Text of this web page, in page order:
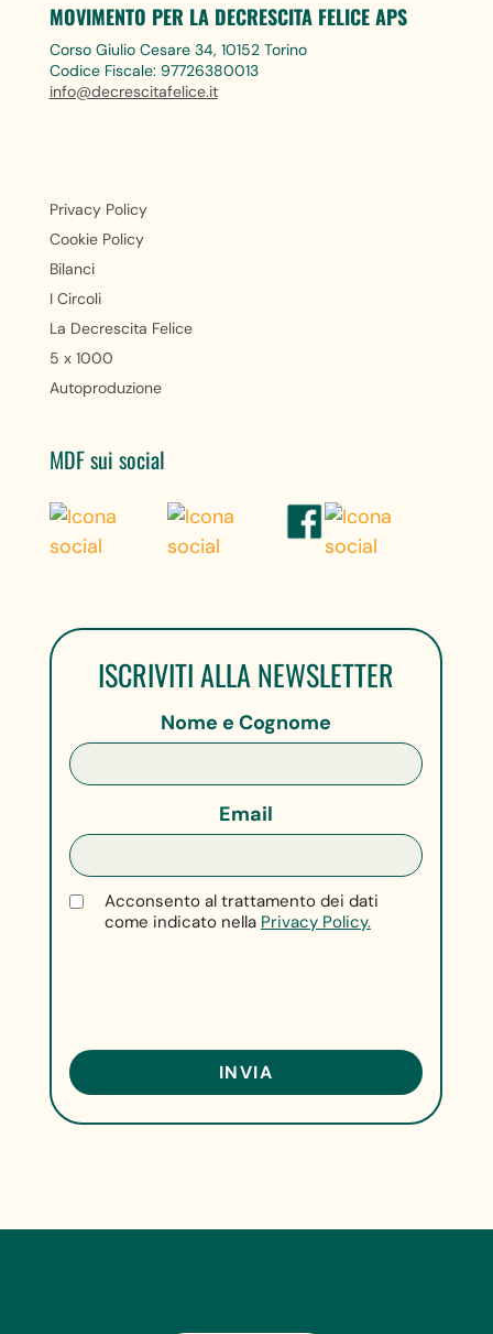
MOVIMENTO PER LA DECRESCITA FELICE APS
Corso Giulio Cesare 34, 10152 Torino
Codice Fiscale: 97726380013
info@decrescitafelice.it
Privacy Policy
Cookie Policy
Bilanci
I Circoli
La Decrescita Felice
5 x 1000
Autoproduzione
MDF sui social
ISCRIVITI ALLA NEWSLETTER
Nome e Cognome
Email
Acconsento al trattamento dei dati
come indicato nella Privacy Policy.